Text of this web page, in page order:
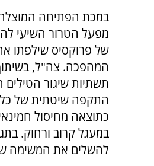
במכת הפתיחה
מפעל הטרור השיעי
של פרוקסיס שילפתו
המהפכה. צה"ל,
תשתיות שיגור
התקפה שיטתית של כל
כתוצאה מחיסול
במעגל קרוב ורחוק.
להשלים את המשימה